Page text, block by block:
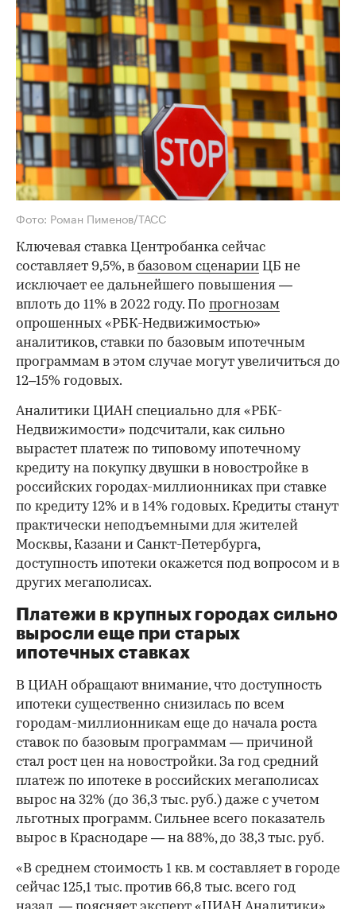
Фото: Роман Пименов/ТАСС
Ключевая ставка Центробанка сейчас
составляет 9,5%, в базовом сценарии ЦБ не
исключает ее дальнейшего повышения —
вплоть до 11% в 2022 году. По прогнозам
опрошенных «РБК-Недвижимостью»
аналитиков, ставки по базовым ипотечным
программам в этом случае могут увеличиться до
12–15% годовых.
Аналитики ЦИАН специально для «РБК-
Недвижимости» подсчитали, как сильно
вырастет платеж по типовому ипотечному
кредиту на покупку двушки в новостройке в
российских городах-миллионниках при ставке
по кредиту 12% и в 14% годовых. Кредиты станут
практически неподъемными для жителей
Москвы, Казани и Санкт-Петербурга,
доступность ипотеки окажется под вопросом и в
других мегаполисах.
Платежи в крупных городах сильно
выросли еще при старых
ипотечных ставках
В ЦИАН обращают внимание, что доступность
ипотеки существенно снизилась по всем
городам-миллионникам еще до начала роста
ставок по базовым программам — причиной
стал рост цен на новостройки. За год средний
платеж по ипотеке в российских мегаполисах
вырос на 32% (до 36,3 тыс. руб.) даже с учетом
льготных программ. Сильнее всего показатель
вырос в Краснодаре — на 88%, до 38,3 тыс. руб.
«В среднем стоимость 1 кв. м составляет в городе
сейчас 125,1 тыс. против 66,8 тыс. всего год